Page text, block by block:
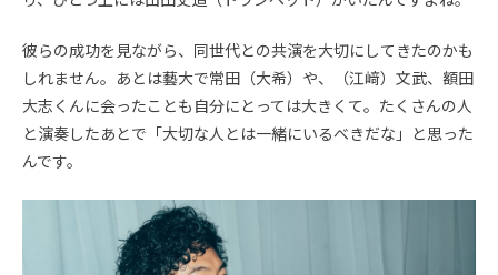
彼らの成功を見ながら、同世代との共演を大切にしてきたのかも
しれません。あとは藝大で常田（大希）や、（江﨑）文武、額田
大志くんに会ったことも自分にとっては大きくて。たくさんの人
と演奏したあとで「大切な人とは一緒にいるべきだな」と思った
んです。